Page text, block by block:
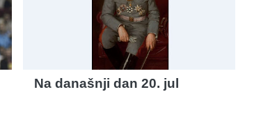
Na današnji dan 20. jul